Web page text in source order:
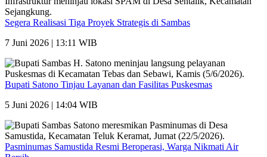
Segera Realisasi Tiga Proyek Strategis di Sambas
7 Juni 2026 | 13:11 WIB
Bupati Satono Tinjau Layanan dan Fasilitas Puskesmas
5 Juni 2026 | 14:04 WIB
Pasminumas Samustida Resmi Beroperasi, Warga Nikmati Air